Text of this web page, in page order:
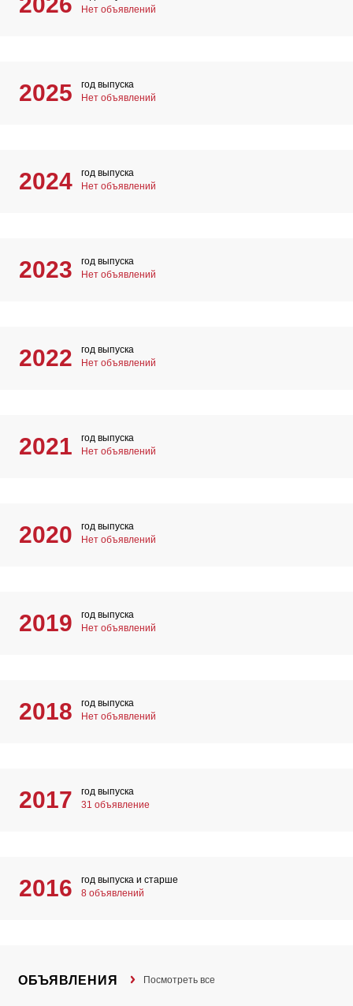
Нет объявлений
2025
год выпуска
Нет объявлений
2024
год выпуска
Нет объявлений
2023
год выпуска
Нет объявлений
2022
год выпуска
Нет объявлений
2021
год выпуска
Нет объявлений
2020
год выпуска
Нет объявлений
2019
год выпуска
Нет объявлений
2018
год выпуска
Нет объявлений
2017
год выпуска
31 объявление
2016
год выпуска и старше
8 объявлений
ОБЪЯВЛЕНИЯ Посмотреть все